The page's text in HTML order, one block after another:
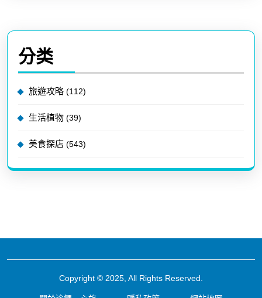
分类
旅遊攻略 (112)
生活植物 (39)
美食探店 (543)
Copyright © 2025, All Rights Reserved.